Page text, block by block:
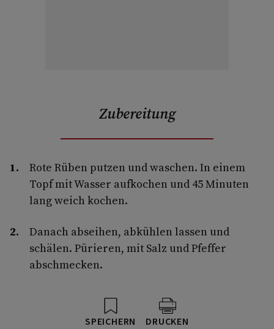
Zubereitung
Rote Rüben putzen und waschen. In einem
Topf mit Wasser aufkochen und 45 Minuten
lang weich kochen.
Danach abseihen, abkühlen lassen und
schälen. Pürieren, mit Salz und Pfeffer
abschmecken.
SPEICHERN DRUCKEN